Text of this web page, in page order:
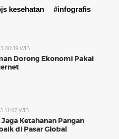
kesehatan #infografis
08:39 WIB
Dorong Ekonomi Pakai
11:07 WIB
Ketahanan Pangan
di Pasar Global